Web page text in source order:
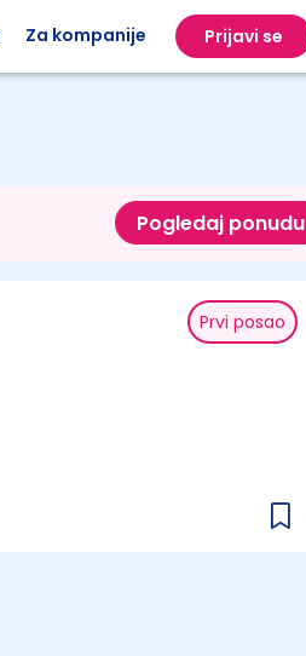
Za kompanije Prijavi se
Pogledaj ponudu
Prvi posao